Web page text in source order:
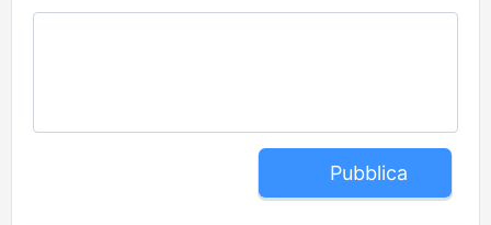
Pubblica